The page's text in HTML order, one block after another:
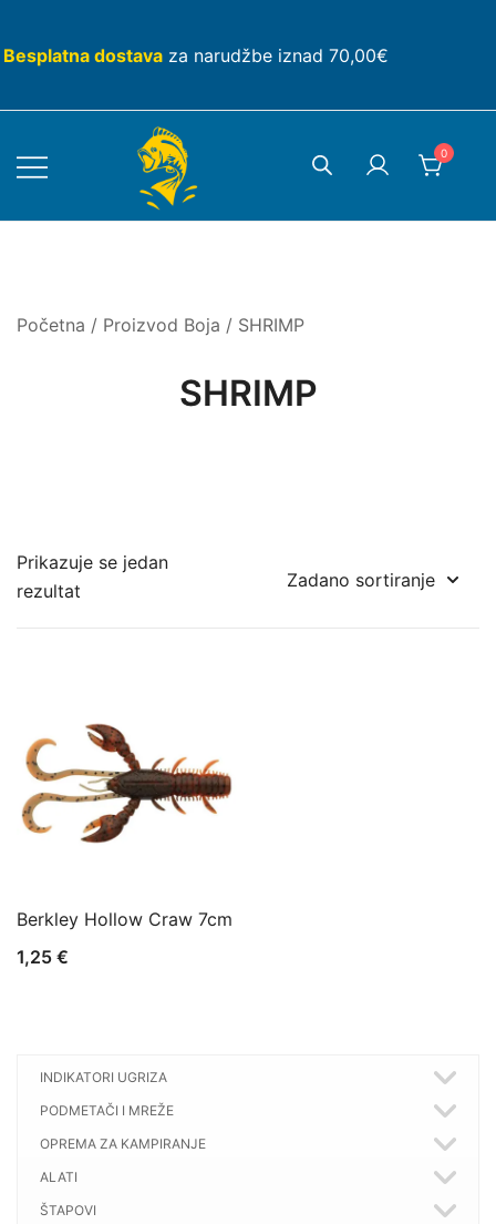
content
Besplatna dostava za narudžbe iznad 70,00€
0
Početna / Proizvod Boja / SHRIMP
SHRIMP
Prikazuje se jedan
rezultat
Berkley Hollow Craw 7cm
1,25 €
INDIKATORI UGRIZA
PODMETAČI I MREŽE
OPREMA ZA KAMPIRANJE
ALATI
ŠTAPOVI